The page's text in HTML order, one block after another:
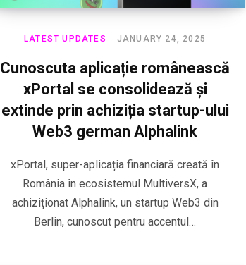
LATEST UPDATES JANUARY 24, 2025
Cunoscuta aplicație românească
xPortal se consolidează și
extinde prin achiziția startup-ului
Web3 german Alphalink
xPortal, super-aplicația financiară creată în
România în ecosistemul MultiversX, a
achiziționat Alphalink, un startup Web3 din
Berlin, cunoscut pentru accentul…